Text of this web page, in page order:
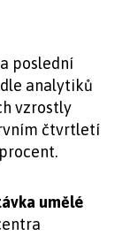
poslední
analytiků
vzrostly
čtvrtletí
umělé